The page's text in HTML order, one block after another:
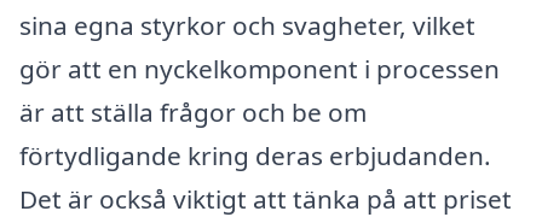
sina egna styrkor och svagheter, vilket
gör att en nyckelkomponent i processen
är att ställa frågor och be om
förtydligande kring deras erbjudanden.
Det är också viktigt att tänka på att priset